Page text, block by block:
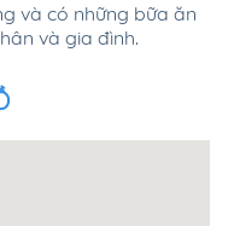
và có những bữa ăn
và gia đình.